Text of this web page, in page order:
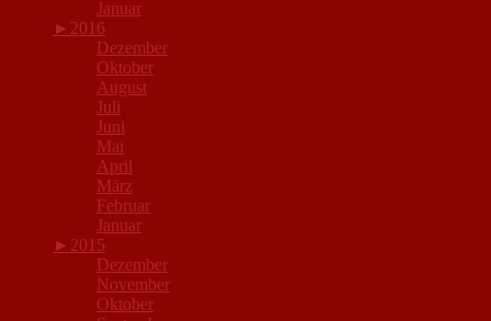
Januar
► 2016
Dezember
Oktober
August
Juli
Juni
Mai
April
März
Februar
Januar
► 2015
Dezember
November
Oktober